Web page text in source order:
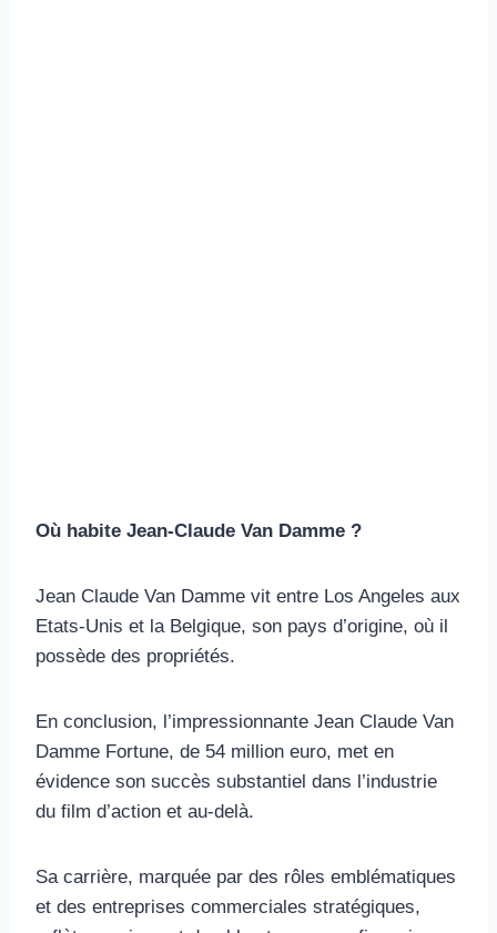
Où habite Jean-Claude Van Damme ?
Jean Claude Van Damme vit entre Los Angeles aux
Etats-Unis et la Belgique, son pays d’origine, où il
possède des propriétés.
En conclusion, l’impressionnante Jean Claude Van
Damme Fortune, de 54 million euro, met en
évidence son succès substantiel dans l’industrie
du film d’action et au-delà.
Sa carrière, marquée par des rôles emblématiques
et des entreprises commerciales stratégiques,